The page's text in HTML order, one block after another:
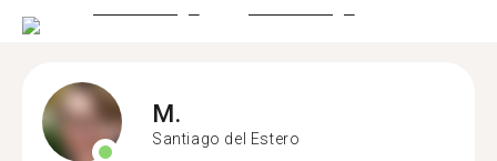
M.
Santiago del Estero